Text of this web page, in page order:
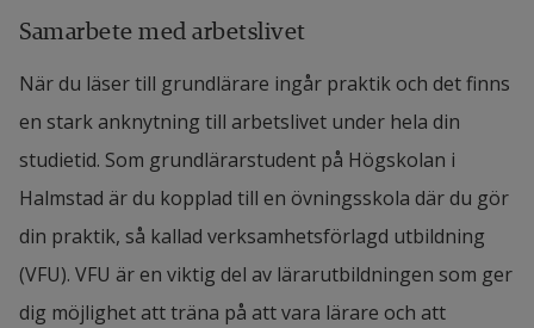
Samarbete med arbetslivet
När du läser till grundlärare ingår praktik och det finns
en stark anknytning till arbetslivet under hela din
studietid. Som grundlärarstudent på Högskolan i
Halmstad är du kopplad till en övningsskola där du gör
din praktik, så kallad verksamhetsförlagd utbildning
(VFU). VFU är en viktig del av lärarutbildningen som ger
dig möjlighet att träna på att vara lärare och att